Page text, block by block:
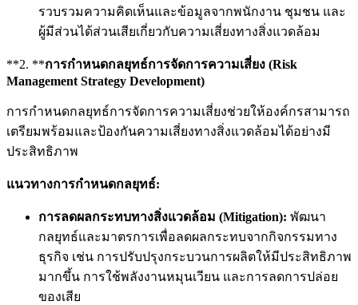
รวบรวมความคิดเห็นและข้อมูลจากพนักงาน ชุมชน และ
ผู้มีส่วนได้ส่วนเสียเกี่ยวกับความเสี่ยงทางสิ่งแวดล้อม
**2. **การกำหนดกลยุทธ์การจัดการความเสี่ยง (Risk
Management Strategy Development)
การกำหนดกลยุทธ์การจัดการความเสี่ยงช่วยให้องค์กรสามารถ
เตรียมพร้อมและป้องกันความเสี่ยงทางสิ่งแวดล้อมได้อย่างมี
ประสิทธิภาพ
แนวทางการกำหนดกลยุทธ์:
การลดผลกระทบทางสิ่งแวดล้อม (Mitigation): พัฒนา
กลยุทธ์และมาตรการเพื่อลดผลกระทบจากกิจกรรมทาง
ธุรกิจ เช่น การปรับปรุงกระบวนการผลิตให้มีประสิทธิภาพ
มากขึ้น การใช้พลังงานหมุนเวียน และการลดการปล่อย
ของเสีย